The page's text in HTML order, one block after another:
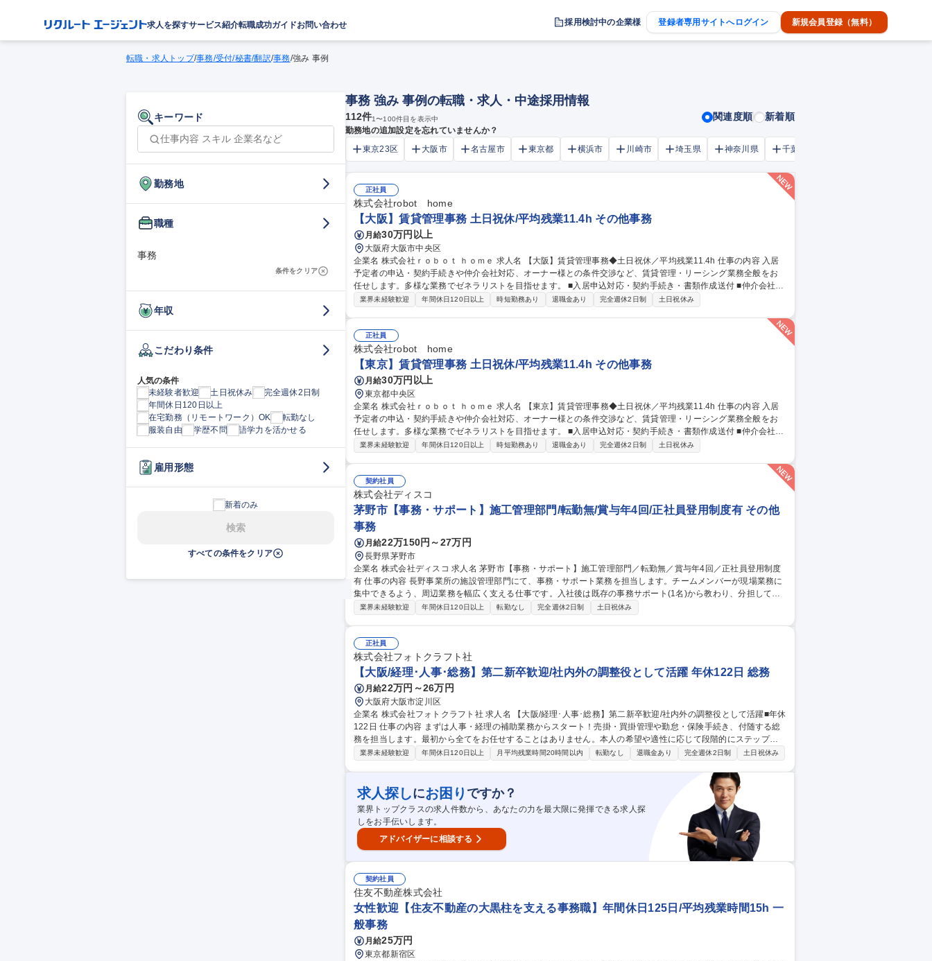
求人を探すサービス紹介転職成功ガイドお問い合わせ 採用検討中の企業様 登録者専用サイトへログイン 新規会員登録（無料）
転職・求人トップ/事務/受付/秘書/翻訳/事務/強み 事例
キーワード
勤務地
職種
事務
条件をクリア
年収
こだわり条件
人気の条件
未経験者歓迎
土日祝休み
完全週休2日制
年間休日120日以上
在宅勤務（リモートワーク）OK
転勤なし
服装自由
学歴不問 語学力を活かせる
雇用形態
新着のみ
検索
すべての条件をクリア
事務 強み 事例の転職・求人・中途採用情報
112件1〜100件目を表示中 関連度順 新着順
勤務地の追加設定を忘れていませんか？
東京23区
大阪市 名古屋市 東京都 横浜市 川崎市 埼玉県 神奈川県 千葉市
正社員
株式会社robot home
【大阪】賃貸管理事務 土日祝休/平均残業11.4h その他事務
月給30万円以上
大阪府大阪市中央区
企業名 株式会社ｒｏｂｏｔ ｈｏｍｅ 求人名 【大阪】賃貸管理事務◆土日祝休／平均残業11.4h 仕事の内容 入居
予定者の申込・契約手続きや仲介会社対応、オーナー様との条件交渉など、賃貸管理・リーシング業務全般をお
任せします。多様な業務でゼネラリストを目指せます。 ■入居申込対応・契約手続き・書類作成送付 ■仲介会社へ
の電話対応・訪問による入居斡旋 ■入居募集サイトへの物件登録業務・反響取りまとめ ■家賃査定およびオーナー
業界未経験歓迎 年間休日120日以上 時短勤務あり 退職金あり 完全週休2日制 土日祝休み
正社員
株式会社robot home
【東京】賃貸管理事務 土日祝休/平均残業11.4h その他事務
月給30万円以上
東京都中央区
企業名 株式会社ｒｏｂｏｔ ｈｏｍｅ 求人名 【東京】賃貸管理事務◆土日祝休／平均残業11.4h 仕事の内容 入居
予定者の申込・契約手続きや仲介会社対応、オーナー様との条件交渉など、賃貸管理・リーシング業務全般をお
任せします。多様な業務でゼネラリストを目指せます。 ■入居申込対応・契約手続き・書類作成送付 ■仲介会社へ
の電話対応・訪問による入居斡旋 ■入居募集サイトへの物件登録業務・反響取りまとめ ■家賃査定およびオーナー
業界未経験歓迎 年間休日120日以上 時短勤務あり 退職金あり 完全週休2日制 土日祝休み
契約社員
株式会社ディスコ
茅野市【事務・サポート】施工管理部門/転勤無/賞与年4回/正社員登用制度有 その他
事務
月給22万150円～27万円
長野県茅野市
企業名 株式会社ディスコ 求人名 茅野市【事務・サポート】施工管理部門／転勤無／賞与年4回／正社員登用制度
有 仕事の内容 長野事業所の施設管理部門にて、事務・サポート業務を担当します。チームメンバーが現場業務に
集中できるよう、周辺業務を幅広く支える仕事です。入社後は既存の事務サポート(1名)から教わり、分担してい
きます。 ■チーム運営サポート：チーム内の目標・タスクの進捗確認やリマインド、資料作成サポート ■請求書の
こなすだけでなく、新たな業務に挑戦することを歓迎する組織風土です。 募集職種 茅野市【事務・サポート】施
工管理部門／転勤無／賞与年4回／正社員登用制度有
業界未経験歓迎 年間休日120日以上 転勤なし 完全週休2日制 土日祝休み
正社員
株式会社フォトクラフト社
【大阪/経理･人事･総務】第二新卒歓迎/社内外の調整役として活躍 年休122日 総務
月給22万円～26万円
大阪府大阪市淀川区
企業名 株式会社フォトクラフト社 求人名 【大阪/経理･人事･総務】第二新卒歓迎/社内外の調整役として活躍■年休
122日 仕事の内容 まずは人事・経理の補助業務からスタート！売掛・買掛管理や勤怠・保険手続き、付随する総
務を担当します。最初から全てをお任せすることはありません。本人の希望や適性に応じて段階的にステップア
ップ可能です！ 【主な業務】売掛・買掛管理、勤怠・保険手続き、健康診断手配などの人事・経理補助および付
希望・適性に応じて、購買交渉や採用面接、給与計算などへ段階的に幅を広げていきます。 【職場環境】先輩社
員が丁寧に業務をフォローするため、未経験からでも安心して実務スキルを身につけられます。 募集職種 【大阪/
経理･人事･総務】第二新卒歓迎/社内外の調整役として活躍■年休122日
業界未経験歓迎 年間休日120日以上 月平均残業時間20時間以内 転勤なし 退職金あり 完全週休2日制 土日祝休み
求人探しにお困り ですか？
業界トップクラスの求人件数から、あなたの力を最大限に発揮できる求人探
しをお手伝いします。
アドバイザーに相談する
契約社員
住友不動産株式会社
女性歓迎【住友不動産の大黒柱を支える事務職】年間休日125日/平均残業時間15h 一
般事務
月給25万円
東京都新宿区